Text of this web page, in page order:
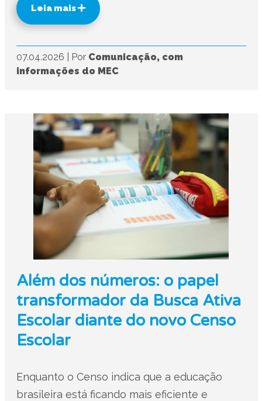
Leia mais
07.04.2026 Por Comunicação, com
informações do MEC
Além dos números: o papel
transformador da Busca Ativa
Escolar diante do novo Censo
Escolar
Enquanto o Censo indica que a educação
brasileira está ficando mais eficiente e